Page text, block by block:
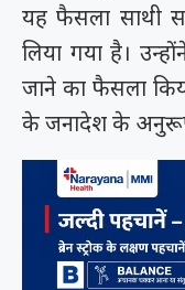
यह फैसला साथी
लिया गया है।
जाने का फैसला
के जनादेश के